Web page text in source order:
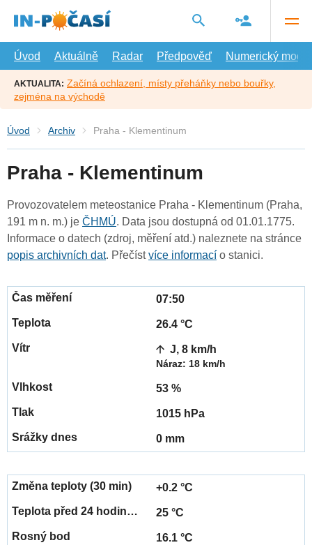
hlavní
Úvod
Aktuálně Radar Předpověď Numerický model
AKTUALITA: Začíná ochlazení, místy přeháňky nebo bouřky,
zejména na východě
Úvod Archiv Praha - Klementinum
Praha - Klementinum
Provozovatelem meteostanice Praha - Klementinum (Praha,
191 m n. m.) je ČHMÚ. Data jsou dostupná od 01.01.1775.
Informace o datech (zdroj, měření atd.) naleznete na stránce
popis archivních dat. Přečístvíce informací o stanici.
07:50
26.4 °C
J, 8 km/h
Náraz: 18 km/h
53 %
1015 hPa
0 mm
+0.2 °C
25 °C
16.1 °C